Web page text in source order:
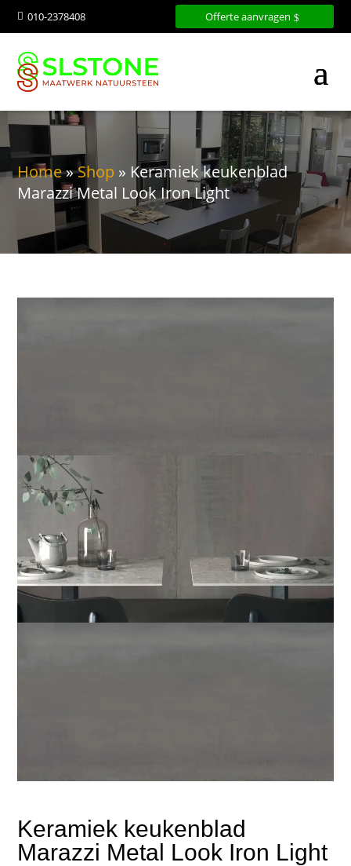
 010-2378408 Offerte aanvragen
Home»Shop » Keramiek keukenblad
Marazzi Metal Look Iron Light
Keramiek keukenblad
Marazzi Metal Look Iron Light